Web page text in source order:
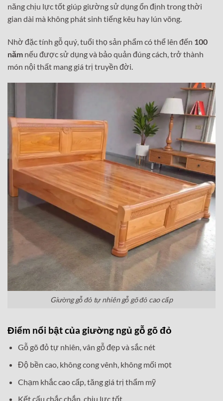
năng chịu lực tốt giúp giường sử dụng ổn định trong thời
gian dài mà không phát sinh tiếng kêu hay lún võng.
Nhờ đặc tính gỗ quý, tuổi thọ sản phẩm có thể lên đến 100
năm nếu được sử dụng và bảo quản đúng cách, trở thành
món nội thất mang giá trị truyền đời.
Giường gỗ đỏ tự nhiên gỗ gõ đỏ cao cấp
Điểm nổi bật của giường ngủ gỗ gõ đỏ
Gỗ gõ đỏ tự nhiên, vân gỗ đẹp và sắc nét
Độ bền cao, không cong vênh, không mối mọt
Chạm khắc cao cấp, tăng giá trị thẩm mỹ
Kết cấu chắc chắn, chịu lực tốt